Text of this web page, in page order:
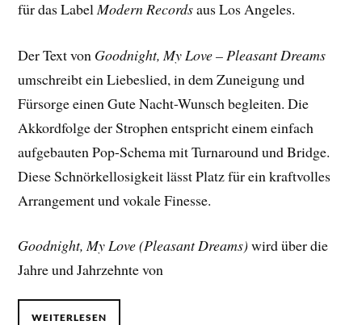
für das Label Modern Recordsaus Los Angeles.
Der Text von Goodnight, My Love – Pleasant Dreams
umschreibt ein Liebeslied, in dem Zuneigung und
Fürsorge einen Gute Nacht-Wunsch begleiten. Die
Akkordfolge der Strophen entspricht einem einfach
aufgebauten Pop-Schema mit Turnaround und Bridge.
Diese Schnörkellosigkeit lässt Platz für ein kraftvolles
Arrangement und vokale Finesse.
Goodnight, My Love (Pleasant Dreams)wird über die
Jahre und Jahrzehnte von
WEITERLESEN